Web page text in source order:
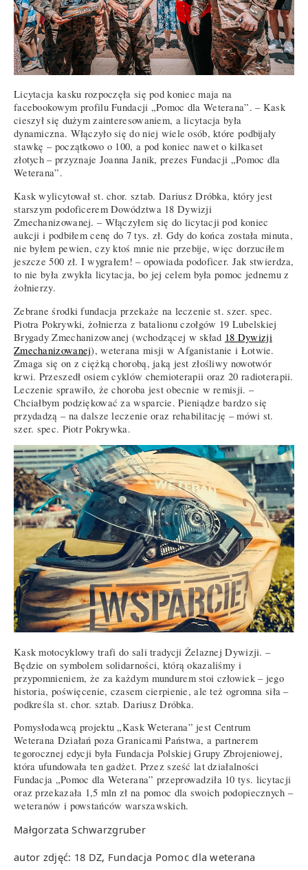
Licytacja kasku rozpoczęła się pod koniec maja na
facebookowym profilu Fundacji „Pomoc dla Weterana”. – Kask
cieszył się dużym zainteresowaniem, a licytacja była
dynamiczna. Włączyło się do niej wiele osób, które podbijały
stawkę – początkowo o 100, a pod koniec nawet o kilkaset
złotych – przyznaje Joanna Janik, prezes Fundacji „Pomoc dla
Weterana”.
Kask wylicytował st. chor. sztab. Dariusz Dróbka, który jest
starszym podoficerem Dowództwa 18 Dywizji
Zmechanizowanej. – Włączyłem się do licytacji pod koniec
aukcji i podbiłem cenę do 7 tys. zł. Gdy do końca została minuta,
nie byłem pewien, czy ktoś mnie nie przebije, więc dorzuciłem
jeszcze 500 zł. I wygrałem! – opowiada podoficer. Jak stwierdza,
to nie była zwykła licytacja, bo jej celem była pomoc jednemu z
żołnierzy.
Zebrane środki fundacja przekaże na leczenie st. szer. spec.
Piotra Pokrywki, żołnierza z batalionu czołgów 19 Lubelskiej
Brygady Zmechanizowanej (wchodzącej w skład 18 Dywizji
Zmechanizowanej), weterana misji w Afganistanie i Łotwie.
Zmaga się on z ciężką chorobą, jaką jest złośliwy nowotwór
krwi. Przeszedł osiem cyklów chemioterapii oraz 20 radioterapii.
Leczenie sprawiło, że choroba jest obecnie w remisji. –
Chciałbym podziękować za wsparcie. Pieniądze bardzo się
przydadzą – na dalsze leczenie oraz rehabilitację – mówi st.
szer. spec. Piotr Pokrywka.
Kask motocyklowy trafi do sali tradycji Żelaznej Dywizji. –
Będzie on symbolem solidarności, którą okazaliśmy i
przypomnieniem, że za każdym mundurem stoi człowiek – jego
historia, poświęcenie, czasem cierpienie, ale też ogromna siła –
podkreśla st. chor. sztab. Dariusz Dróbka.
Pomysłodawcą projektu „Kask Weterana” jest Centrum
Weterana Działań poza Granicami Państwa, a partnerem
tegorocznej edycji była Fundacja Polskiej Grupy Zbrojeniowej,
która ufundowała ten gadżet. Przez sześć lat działalności
Fundacja „Pomoc dla Weterana” przeprowadziła 10 tys. licytacji
oraz przekazała 1,5 mln zł na pomoc dla swoich podopiecznych –
weteranów i powstańców warszawskich.
Małgorzata Schwarzgruber
autor zdjęć: 18 DZ, Fundacja Pomoc dla weterana